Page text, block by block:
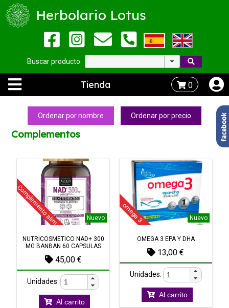
Herbolario Lotus
Buscar producto:
Tienda 0
Ordenar por nombre Ordenar por precio
Complementos
Nuevo
Complemento alim
NUTRICOSMETICO NAD+ 300
MG BANBAN 60 CAPSULAS
45,00 €
Unidades:
Al carrito
Nuevo
omega 3
OMEGA 3 EPA Y DHA
13,00 €
Unidades:
Al carrito